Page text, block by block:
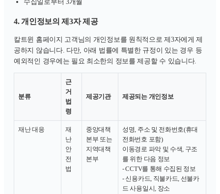
수집일로부터 3개월
4. 개인정보의 제3자 제공
칼트윈 홈페이지 고객님의 개인정보를 원칙적으로 제3자에게 제
공하지 않습니다. 다만, 아래 법률에 특별한 규정이 있는 경우 등
예외적인 경우에는 필요 최소한의 정보를 제공할 수 있습니다.
분류
근
거
법
령
제공기관 제공되는 개인정보
재난 대응
재
난
안
전
법
중앙대책
본부 또는
지역대책
본부
성명, 주소 및 전화번호(휴대
전화번호 포함)
이동경로 파악 및 수색, 구조
를 위한 다음 정보
- CCTV를 통해 수집된 정보
- 신용카드, 직불카드, 선불카
드 사용일시, 장소